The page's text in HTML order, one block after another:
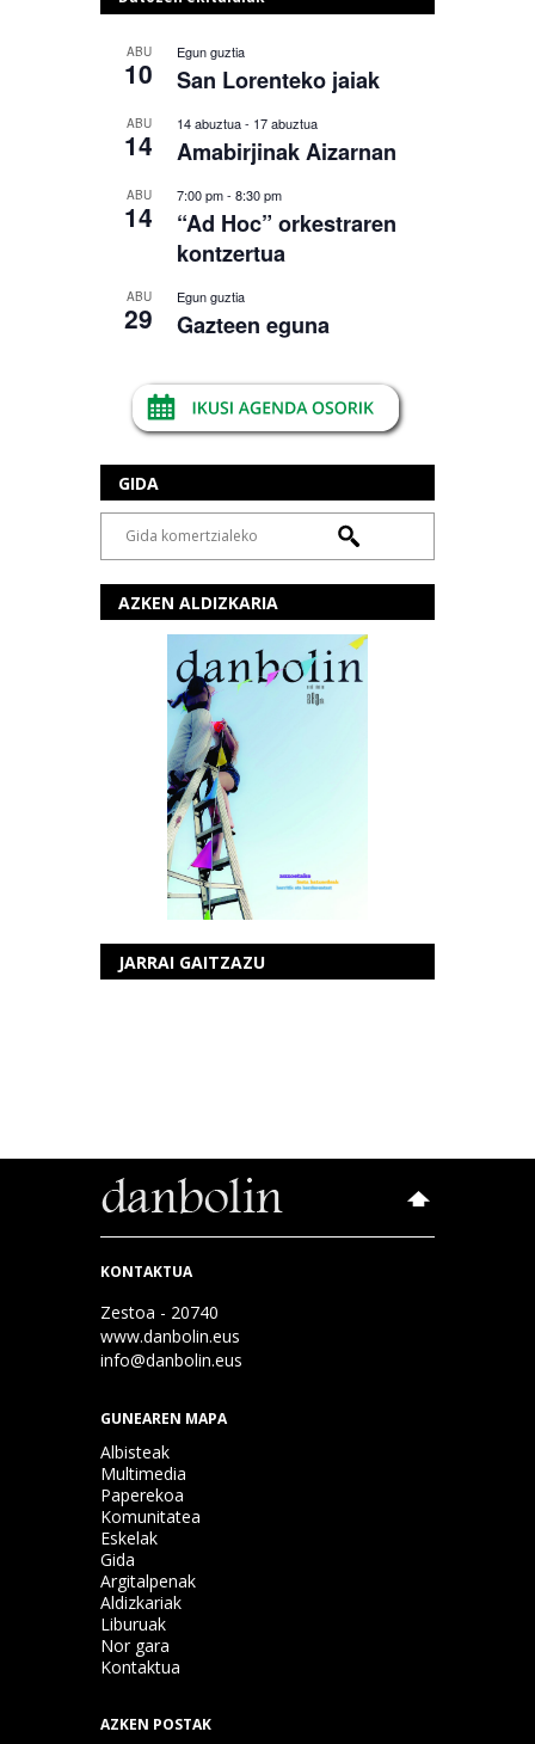
ABU
10
Egun guztia
San Lorenteko jaiak
ABU
14
14 abuztua- 17 abuztua
Amabirjinak Aizarnan
ABU
14
7:00 pm- 8:30 pm
“Ad Hoc” orkestraren
kontzertua
ABU
29
Egun guztia
Gazteen eguna
GIDA
AZKEN ALDIZKARIA
JARRAI GAITZAZU
KONTAKTUA
Zestoa - 20740
www.danbolin.eus
info@danbolin.eus
GUNEAREN MAPA
Albisteak
Multimedia
Paperekoa
Komunitatea
Eskelak
Gida
Argitalpenak
Aldizkariak
Liburuak
Nor gara
Kontaktua
AZKEN POSTAK